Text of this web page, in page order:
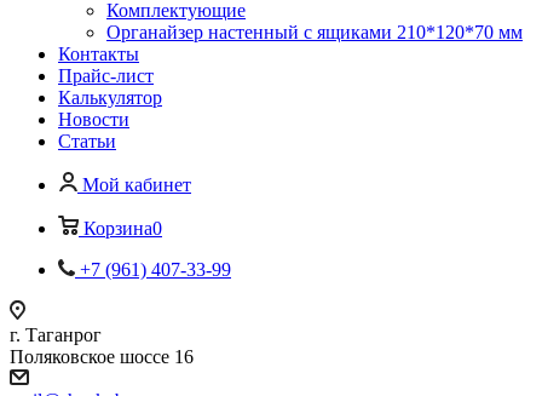
Комплектующие
Органайзер настенный с ящиками 210*120*70 мм
Контакты
Прайс-лист
Калькулятор
Новости
Статьи
Мой кабинет
Корзина0
+7 (961) 407-33-99
г. Таганрог
Поляковское шоссе 16